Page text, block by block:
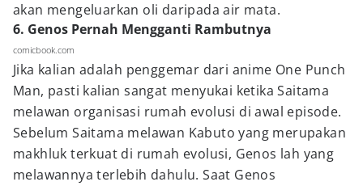
akan mengeluarkan oli daripada air mata.
6. Genos Pernah Mengganti Rambutnya
comicbook.com
Jika kalian adalah penggemar dari anime One Punch
Man, pasti kalian sangat menyukai ketika Saitama
melawan organisasi rumah evolusi di awal episode.
Sebelum Saitama melawan Kabuto yang merupakan
makhluk terkuat di rumah evolusi, Genos lah yang
melawannya terlebih dahulu. Saat Genos